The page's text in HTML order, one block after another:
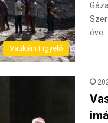
Vatikáni Figyelő
éve…